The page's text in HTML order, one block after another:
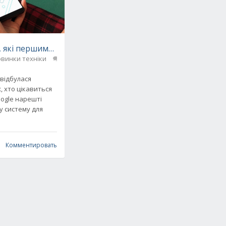
покупку
які першими отримають Android 9.0 Pie
техніки
хто цікавиться
нарешті
систему для
Комментировать